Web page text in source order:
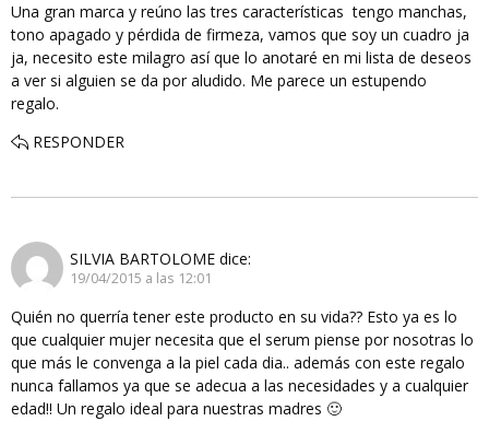
Una gran marca y reúno las tres características tengo manchas,
tono apagado y pérdida de firmeza, vamos que soy un cuadro ja
ja, necesito este milagro así que lo anotaré en mi lista de deseos
a ver si alguien se da por aludido. Me parece un estupendo
regalo.
RESPONDER
SILVIA BARTOLOME dice:
19/04/2015 a las 12:01
Quién no querría tener este producto en su vida?? Esto ya es lo
que cualquier mujer necesita que el serum piense por nosotras lo
que más le convenga a la piel cada dia.. además con este regalo
nunca fallamos ya que se adecua a las necesidades y a cualquier
edad!! Un regalo ideal para nuestras madres 🙂